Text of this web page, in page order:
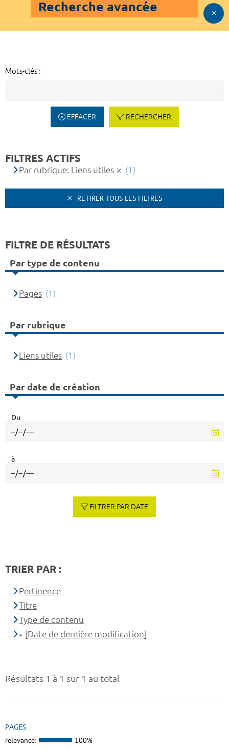
Recherche avancée
Mots-clés :
EFFACER RECHERCHER
Résultats 1 à 1 sur 1 au total
PAGES
relevance: 100%
FILTRES ACTIFS
Par rubrique: Liens utiles (1)
RETIRER TOUS LES FILTRES
FILTRE DE RÉSULTATS
Par type de contenu
Pages (1)
Par rubrique
Liens utiles (1)
Par date de création
Du
à
FILTRER PAR DATE
TRIER PAR :
Pertinence
Titre
Type de contenu
[Date de dernière modification]